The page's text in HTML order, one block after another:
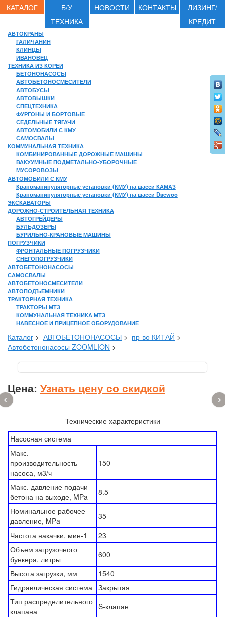
КАТАЛОГ
Б/У
ТЕХНИКА
НОВОСТИ КОНТАКТЫ
ЛИЗИНГ/
КРЕДИТ
АВТОКРАНЫ
ГАЛИЧАНИН
КЛИНЦЫ
ИВАНОВЕЦ
ТЕХНИКА ИЗ КОРЕИ
БЕТОНОНАСОСЫ
АВТОБЕТОНОСМЕСИТЕЛИ
АВТОБУСЫ
АВТОВЫШКИ
СПЕЦТЕХНИКА
ФУРГОНЫ И БОРТОВЫЕ
СЕДЕЛЬНЫЕ ТЯГАЧИ
АВТОМОБИЛИ С КМУ
САМОСВАЛЫ
КОММУНАЛЬНАЯ ТЕХНИКА
КОМБИНИРОВАННЫЕ ДОРОЖНЫЕ МАШИНЫ
ВАКУУМНЫЕ ПОДМЕТАЛЬНО-УБОРОЧНЫЕ
МУСОРОВОЗЫ
АВТОМОБИЛИ С КМУ
Краноманипуляторные установки (КМУ) на шасси КАМАЗ
Краноманипуляторные установки (КМУ) на шасси Daewoo
ЭКСКАВАТОРЫ
ДОРОЖНО-СТРОИТЕЛЬНАЯ ТЕХНИКА
АВТОГРЕЙДЕРЫ
БУЛЬДОЗЕРЫ
БУРИЛЬНО-КРАНОВЫЕ МАШИНЫ
ПОГРУЗЧИКИ
ФРОНТАЛЬНЫЕ ПОГРУЗЧИКИ
СНЕГОПОГРУЗЧИКИ
АВТОБЕТОНОНАСОСЫ
САМОСВАЛЫ
АВТОБЕТОНОСМЕСИТЕЛИ
АВТОПОДЪЕМНИКИ
ТРАКТОРНАЯ ТЕХНИКА
ТРАКТОРЫ МТЗ
КОММУНАЛЬНАЯ ТЕХНИКА МТЗ
НАВЕСНОЕ И ПРИЦЕПНОЕ ОБОРУДОВАНИЕ
Каталог > АВТОБЕТОНОНАСОСЫ > пр-во КИТАЙ >
Автобетононасосы ZOOMLION >
‹ ›
Цена: Узнать цену со скидкой
Технические характеристики
Насосная система
Макс.
производительность
насоса, м3/ч
150
Макс. давление подачи
бетона на выходе, MPa
8.5
Номинальное рабочее
давление, MPa
35
Частота накачки, мин-1
23
Объем загрузочного
бункера, литры
600
Высота загрузки, мм
1540
Гидравлическая система Закрытая
Тип распределительного
клапана
S-клапан